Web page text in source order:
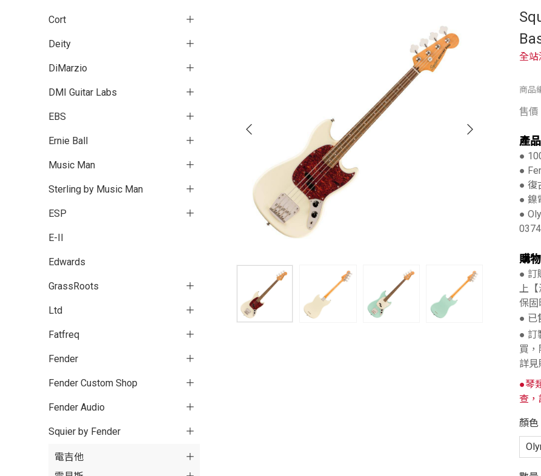
Cort
Deity
DiMarzio
DMI Guitar Labs
EBS
Ernie Ball
Music Man
Sterling by Music Man
ESP
E-II
Edwards
GrassRoots
Ltd
Fatfreq
Fender
Fender Custom Shop
Fender Audio
Squier by Fender
電吉他
商品
全站
售價
產
●
●
● 復
● 鎳
●
購
● 訂
上
保固
● 已
● 訂
買
詳見
●琴
查，
顏色